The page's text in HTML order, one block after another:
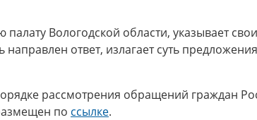
Вологодской области, указывает
ответ, излагает суть
рассмотрения обращений граждан
по ссылке.